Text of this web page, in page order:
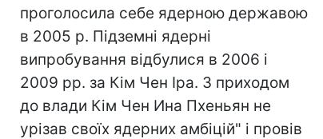
проголосила себе ядерною державою
в 2005 р. Підземні ядерні
випробування відбулися в 2006 і
2009 рр. за Кім Чен Іра. З приходом
до влади Кім Чен Ина Пхеньян не
урізав своїх ядерних амбіцій" і провів